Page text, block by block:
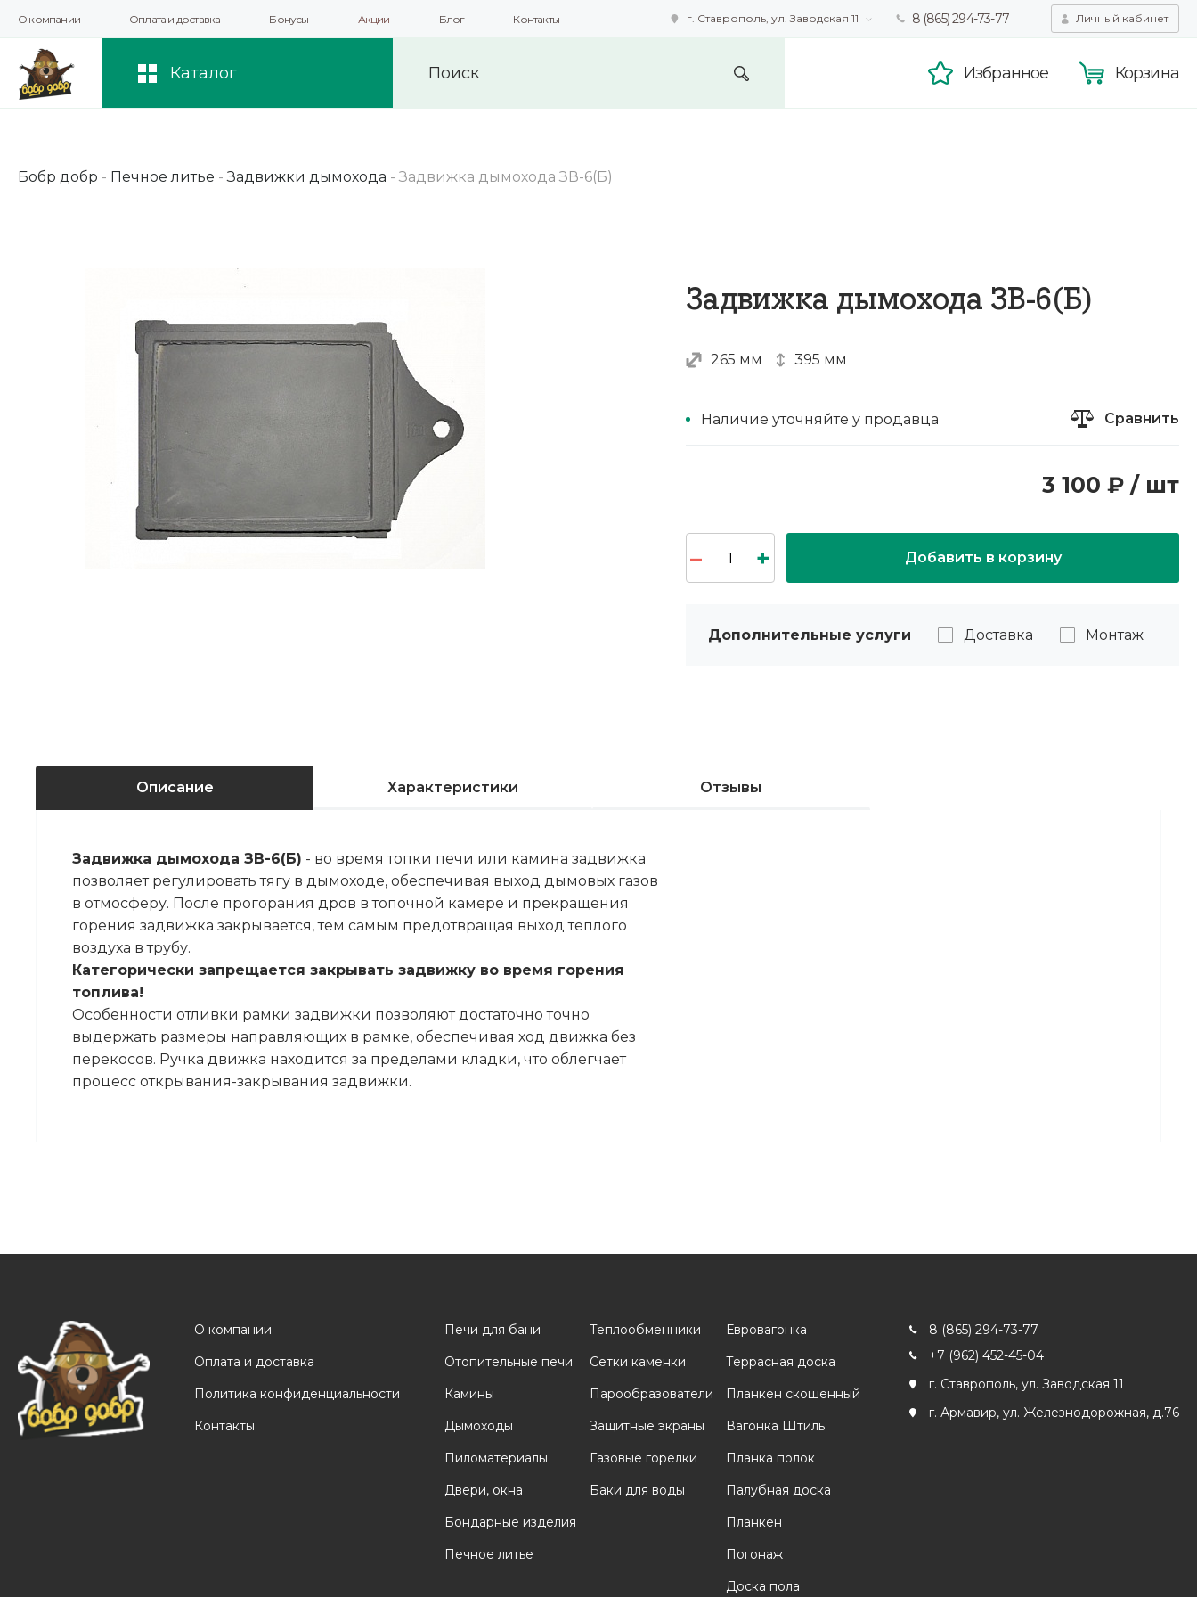
О компании Оплата и доставка Бонусы Акции Блог Контакты г. Ставрополь, ул. Заводская 11 8 (865) 294-73-77 Личный кабинет
Каталог Избранное Корзина
Бобр добр - Печное литье -Задвижки дымохода - Задвижка дымохода ЗВ-6(Б)
Задвижка дымохода ЗВ-6(Б)
265 мм 395 мм
Наличие уточняйте у продавца Сравнить
3 100 ₽ / шт
Добавить в корзину
Дополнительные услуги Доставка Монтаж
Описание Характеристики Отзывы
Задвижка дымохода ЗВ-6(Б) - во время топки печи или камина задвижка
позволяет регулировать тягу в дымоходе, обеспечивая выход дымовых газов
в отмосферу. После прогорания дров в топочной камере и прекращения
горения задвижка закрывается, тем самым предотвращая выход теплого
воздуха в трубу.
Категорически запрещается закрывать задвижку во время горения
топлива!
Особенности отливки рамки задвижки позволяют достаточно точно
выдержать размеры направляющих в рамке, обеспечивая ход движка без
перекосов. Ручка движка находится за пределами кладки, что облегчает
процесс открывания-закрывания задвижки.
О компании
Оплата и доставка
Политика конфиденциальности
Контакты
Печи для бани
Отопительные печи
Камины
Дымоходы
Пиломатериалы
Двери, окна
Бондарные изделия
Печное литье
Теплообменники
Сетки каменки
Парообразователи
Защитные экраны
Газовые горелки
Баки для воды
Евровагонка
Террасная доска
Планкен скошенный
Вагонка Штиль
Планка полок
Палубная доска
Планкен
Погонаж
Доска пола
8 (865) 294-73-77
+7 (962) 452-45-04
г. Ставрополь, ул. Заводская 11
г. Армавир, ул. Железнодорожная, д.76
Мы используем файлы cookie и другие подобные технологии для получения данных с целью сбора статистики,